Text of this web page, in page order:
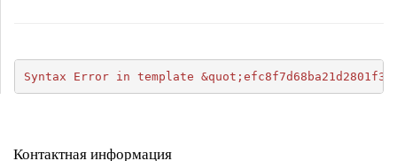
Syntax Error in template
Контактная информация